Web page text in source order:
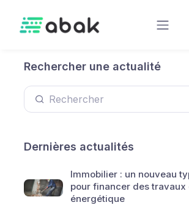
Rechercher une actualité
Dernières actualités
Immobilier : un nouveau
pour financer des travaux
énergétique